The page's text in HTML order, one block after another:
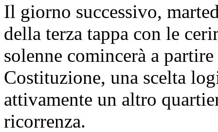
Il giorno successivo,
della terza tappa con le
solenne comincerà a
Costituzione, una scelta
attivamente un altro
ricorrenza.